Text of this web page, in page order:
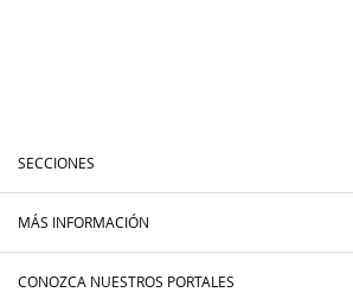
SECCIONES
MÁS INFORMACIÓN
CONOZCA NUESTROS PORTALES